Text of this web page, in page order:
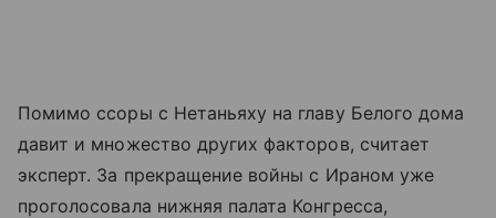
Помимо ссоры с Нетаньяху на главу Белого дома
давит и множество других факторов, считает
эксперт. За прекращение войны с Ираном уже
проголосовала нижняя палата Конгресса,